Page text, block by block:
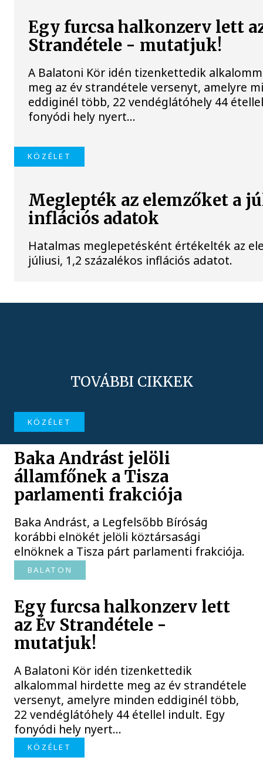
Egy furcsa halkonzerv lett
Strandétele - mutatjuk!
A Balatoni Kör idén tizenkettedik
meg az év strandétele versenyt, amelyre
eddiginél több, 22 vendéglátóhely 44
fonyódi hely nyert...
KÖZÉLET
Meglepték az elemzőket a
inflációs adatok
Hatalmas meglepetésként értékelték az
júliusi, 1,2 százalékos inflációs adatot.
TOVÁBBI CIKKEK
KÖZÉLET
Baka Andrást jelöli
államfőnek a Tisza
parlamenti frakciója
Baka Andrást, a Legfelsőbb Bíróság
korábbi elnökét jelöli köztársasági
elnöknek a Tisza párt parlamenti frakciója.
BALATON
Egy furcsa halkonzerv lett
az Év Strandétele -
mutatjuk!
A Balatoni Kör idén tizenkettedik
alkalommal hirdette meg az év strandétele
versenyt, amelyre minden eddiginél több,
22 vendéglátóhely 44 étellel indult. Egy
fonyódi hely nyert...
KÖZÉLET